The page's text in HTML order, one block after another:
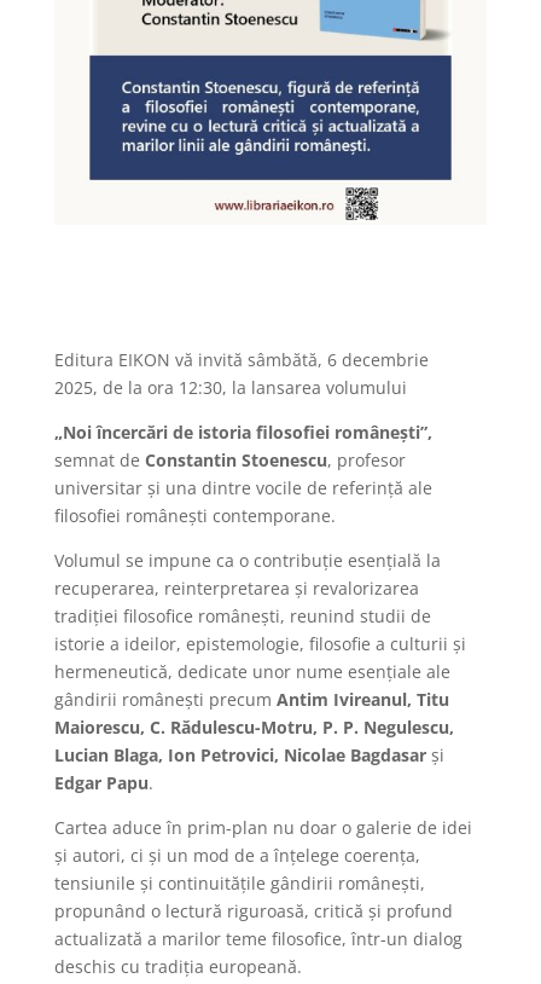
Editura EIKON vă invită sâmbătă, 6 decembrie
2025, de la ora 12:30, la lansarea volumului
„Noi încercări de istoria filosofiei românești”,
semnat de Constantin Stoenescu, profesor
universitar și una dintre vocile de referință ale
filosofiei românești contemporane.
Volumul se impune ca o contribuție esențială la
recuperarea, reinterpretarea și revalorizarea
tradiției filosofice românești, reunind studii de
istorie a ideilor, epistemologie, filosofie a culturii și
hermeneutică, dedicate unor nume esențiale ale
gândirii românești precum Antim Ivireanul, Titu
Maiorescu, C. Rădulescu-Motru, P. P. Negulescu,
Lucian Blaga, Ion Petrovici, Nicolae Bagdasar și
Edgar Papu.
Cartea aduce în prim-plan nu doar o galerie de idei
și autori, ci și un mod de a înțelege coerența,
tensiunile și continuitățile gândirii românești,
propunând o lectură riguroasă, critică și profund
actualizată a marilor teme filosofice, într-un dialog
deschis cu tradiția europeană.